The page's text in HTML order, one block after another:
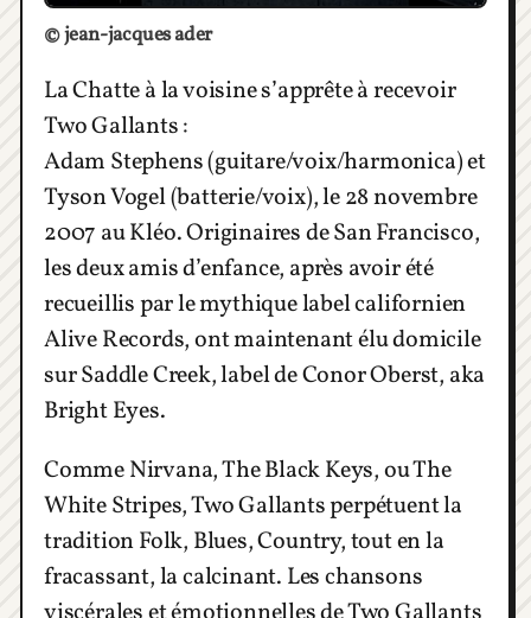
© jean-jacques ader
La Chatte à la voisine s’apprête à recevoir
Two Gallants :
Adam Stephens (guitare/voix/harmonica) et
Tyson Vogel (batterie/voix), le 28 novembre
2007 au Kléo. Originaires de San Francisco,
les deux amis d’enfance, après avoir été
recueillis par le mythique label californien
Alive Records, ont maintenant élu domicile
sur Saddle Creek, label de Conor Oberst, aka
Bright Eyes.
Comme Nirvana, The Black Keys, ou The
White Stripes, Two Gallants perpétuent la
tradition Folk, Blues, Country, tout en la
fracassant, la calcinant. Les chansons